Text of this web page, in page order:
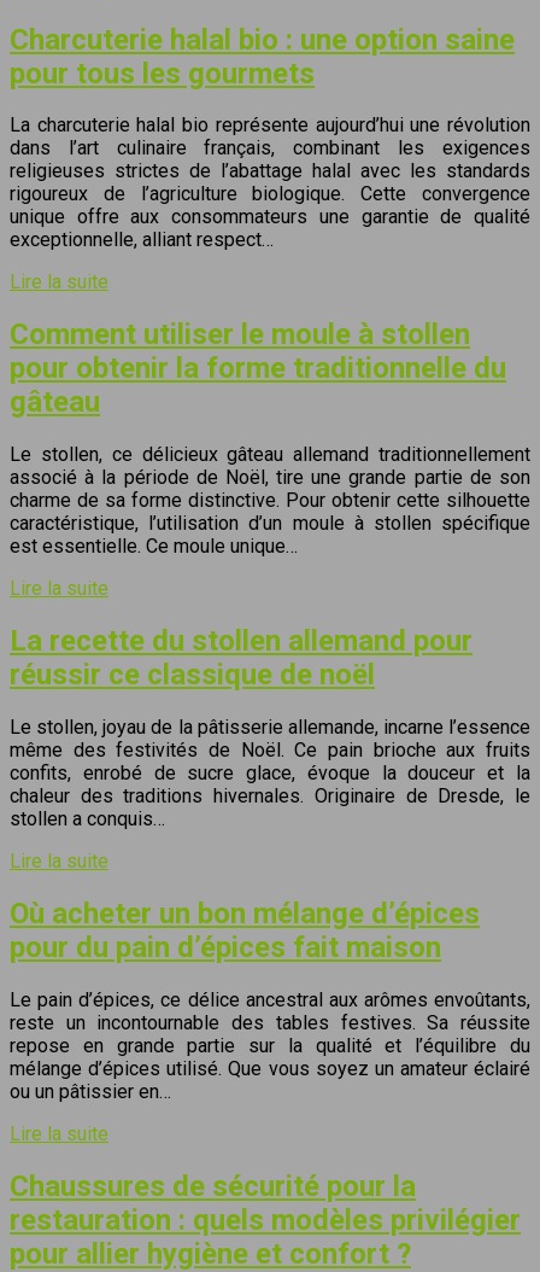
Charcuterie halal bio : une option saine
pour tous les gourmets
La charcuterie halal bio représente aujourd’hui une révolution
dans l’art culinaire français, combinant les exigences
religieuses strictes de l’abattage halal avec les standards
rigoureux de l’agriculture biologique. Cette convergence
unique offre aux consommateurs une garantie de qualité
exceptionnelle, alliant respect…
Lire la suite
Comment utiliser le moule à stollen
pour obtenir la forme traditionnelle du
gâteau
Le stollen, ce délicieux gâteau allemand traditionnellement
associé à la période de Noël, tire une grande partie de son
charme de sa forme distinctive. Pour obtenir cette silhouette
caractéristique, l’utilisation d’un moule à stollen spécifique
est essentielle. Ce moule unique…
Lire la suite
La recette du stollen allemand pour
réussir ce classique de noël
Le stollen, joyau de la pâtisserie allemande, incarne l’essence
même des festivités de Noël. Ce pain brioche aux fruits
confits, enrobé de sucre glace, évoque la douceur et la
chaleur des traditions hivernales. Originaire de Dresde, le
stollen a conquis…
Lire la suite
Où acheter un bon mélange d’épices
pour du pain d’épices fait maison
Le pain d’épices, ce délice ancestral aux arômes envoûtants,
reste un incontournable des tables festives. Sa réussite
repose en grande partie sur la qualité et l’équilibre du
mélange d’épices utilisé. Que vous soyez un amateur éclairé
ou un pâtissier en…
Lire la suite
Chaussures de sécurité pour la
restauration : quels modèles privilégier
pour allier hygiène et confort ?